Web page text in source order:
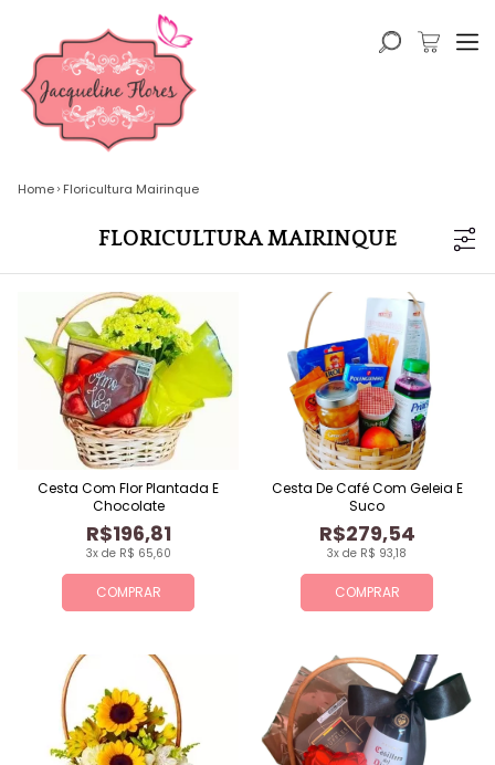
Home Floricultura Mairinque
FLORICULTURA MAIRINQUE
COMPRAR
3x de R$ 65,60
R$196,81
Cesta Com Flor Plantada E
Chocolate
COMPRAR
3x de R$ 93,18
R$279,54
Cesta De Café Com Geleia E
Suco